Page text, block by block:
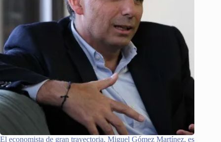
El economista de gran trayectoria, Miguel Gómez Martínez, es